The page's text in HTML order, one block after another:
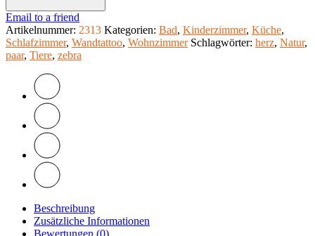
Email to a friend
Artikelnummer: 2313 Kategorien: Bad, Kinderzimmer, Küche,
Schlafzimmer, Wandtattoo, Wohnzimmer Schlagwörter: herz, Natur,
paar, Tiere, zebra
Beschreibung
Zusätzliche Informationen
Bewertungen (0)